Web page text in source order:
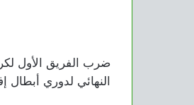
ضرب الفريق الأول
النهائي لدوري أبطال